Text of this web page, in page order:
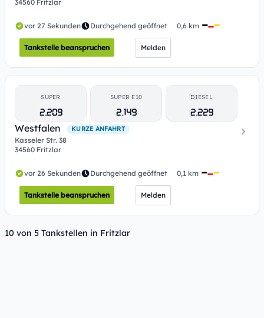
34560 Fritzlar
vor 27 Sekunden Durchgehend geöffnet 0,6 km
Tankstelle beanspruchen Melden
SUPER
2.209
SUPER E10
2.149
DIESEL
2.229
Westfalen
KURZE ANFAHRT
Kasseler Str. 38
34560 Fritzlar
vor 26 Sekunden Durchgehend geöffnet 0,1 km
Tankstelle beanspruchen Melden
10 von 5 Tankstellen in Fritzlar